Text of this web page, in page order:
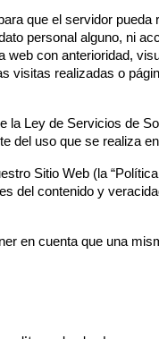
que el servidor pueda
personal alguno, ni
web con anterioridad,
visitas realizadas o
la Ley de Servicios de
del uso que se realiza
Sitio Web (la
del contenido y
en cuenta que una